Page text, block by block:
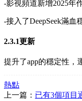
-影視頻道新增2025年
-接入了DeepSeek滿血
2.3.1更新
提升了app的穩定性，
熱點
上一篇： 已有3個項目